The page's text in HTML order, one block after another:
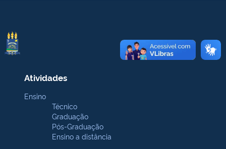
Atividades
Ensino
Técnico
Graduação
Pós-Graduação
Ensino a distância